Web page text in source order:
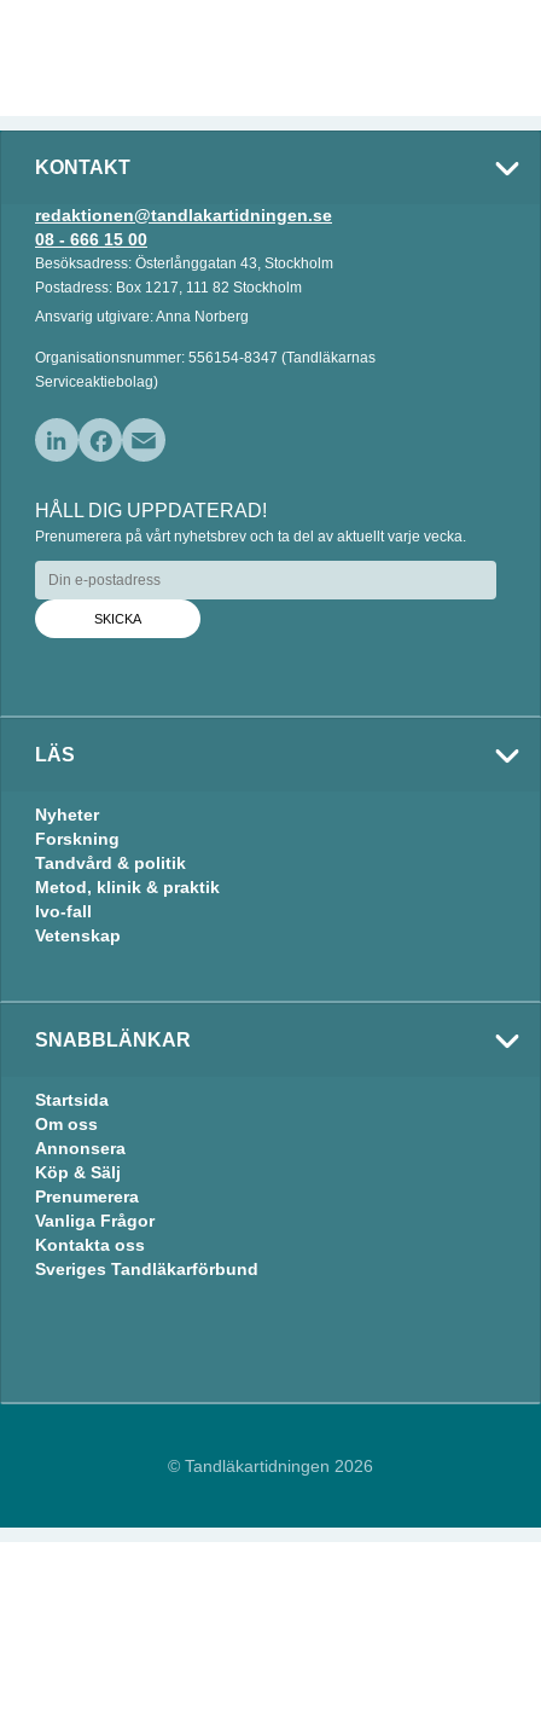
KONTAKT
redaktionen@tandlakartidningen.se
08 - 666 15 00
Besöksadress: Österlånggatan 43, Stockholm
Postadress: Box 1217, 111 82 Stockholm
Ansvarig utgivare: Anna Norberg
Organisationsnummer: 556154-8347 (Tandläkarnas
Serviceaktiebolag)
n
k
n
c
e
o
o
k
a
i
HÅLL DIG UPPDATERAD!
Prenumerera på vårt nyhetsbrev och ta del av aktuellt varje vecka.
LÄS
Nyheter
Forskning
Tandvård & politik
Metod, klinik & praktik
Ivo-fall
Vetenskap
SNABBLÄNKAR
Startsida
Om oss
Annonsera
Köp & Sälj
Prenumerera
Vanliga Frågor
Kontakta oss
Sveriges Tandläkarförbund
© Tandläkartidningen 2026